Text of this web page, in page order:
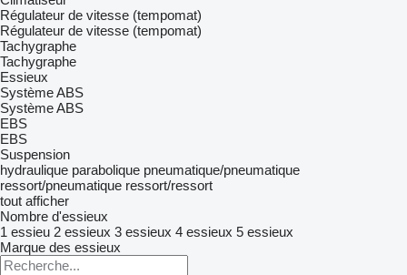
Régulateur de vitesse (tempomat)
Régulateur de vitesse (tempomat)
Tachygraphe
Tachygraphe
Essieux
Système ABS
Système ABS
EBS
EBS
Suspension
hydraulique parabolique pneumatique/pneumatique
ressort/pneumatique ressort/ressort
tout afficher
Nombre d'essieux
1 essieu 2 essieux 3 essieux 4 essieux 5 essieux
Marque des essieux